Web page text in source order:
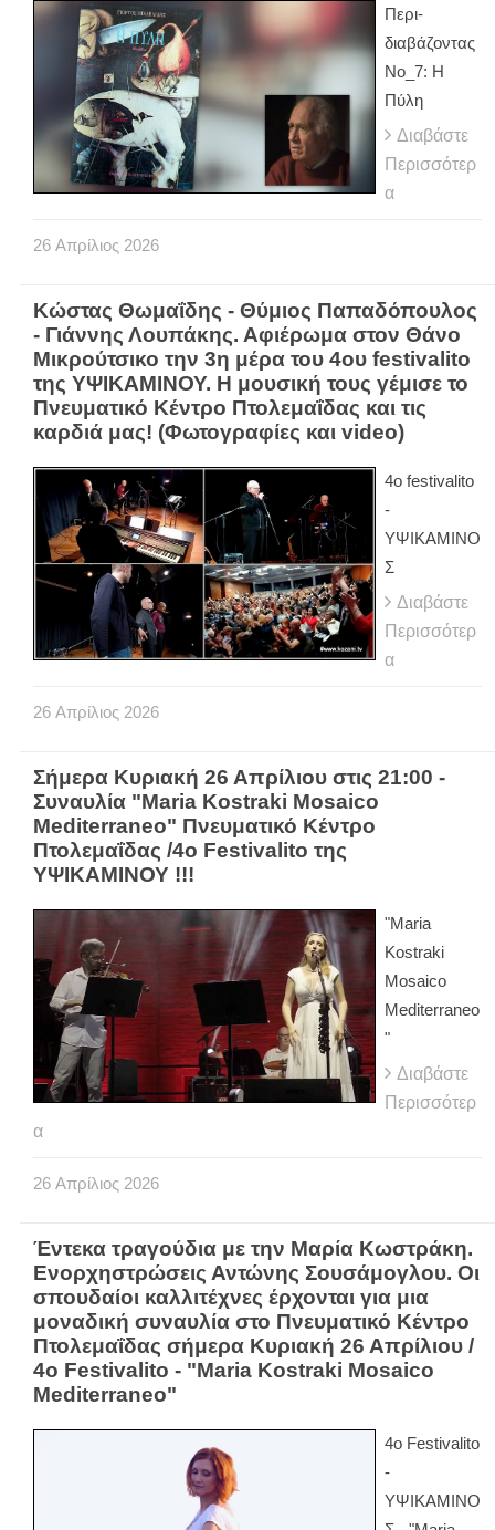
Περι-
διαβάζοντας
Νο_7: Η
Πύλη
Διαβάστε
Περισσότερ
α
26 Απρίλιος 2026
Κώστας Θωμαΐδης - Θύμιος Παπαδόπουλος
- Γιάννης Λουπάκης. Αφιέρωμα στον Θάνο
Μικρούτσικο την 3η μέρα του 4ου festivalito
της ΥΨΙΚΑΜΙΝΟΥ. Η μουσική τους γέμισε το
Πνευματικό Κέντρο Πτολεμαΐδας και τις
καρδιά μας! (Φωτογραφίες και video)
4ο festivalito
-
ΥΨΙΚΑΜΙΝΟ
Σ
Διαβάστε
Περισσότερ
α
26 Απρίλιος 2026
Σήμερα Κυριακή 26 Απρίλιου στις 21:00 -
Συναυλία "Maria Kostraki Mosaico
Mediterraneo" Πνευματικό Κέντρο
Πτολεμαΐδας /4ο Festivalito της
ΥΨΙΚΑΜΙΝΟΥ !!!
"Maria
Kostraki
Mosaico
Mediterraneo
"
Διαβάστε
Περισσότερ
α
26 Απρίλιος 2026
Έντεκα τραγούδια με την Μαρία Κωστράκη.
Ενορχηστρώσεις Αντώνης Σουσάμογλου. Οι
σπουδαίοι καλλιτέχνες έρχονται για μια
μοναδική συναυλία στο Πνευματικό Κέντρο
Πτολεμαΐδας σήμερα Κυριακή 26 Απρίλιου /
4ο Festivalito - "Maria Kostraki Mosaico
Mediterraneo"
4ο Festivalito
-
ΥΨΙΚΑΜΙΝΟ